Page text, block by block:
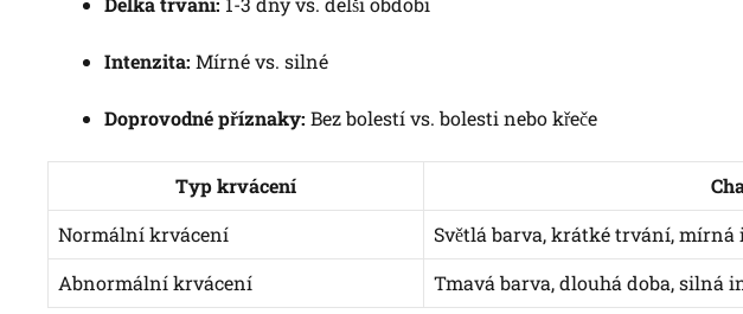
Intenzita: Mírné vs. silné
Doprovodné příznaky: Bez bolestí vs. bolesti nebo křeče
Typ krvácení
Normální krvácení
Světlá barva, krátké trvání,
Abnormální krvácení
Tmavá barva, dlouhá doba, silná